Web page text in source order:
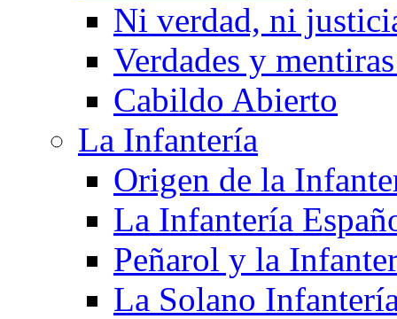
Ni verdad, ni
Verdades y
Cabildo Abierto
La Infantería
Origen de la
La Infantería
Peñarol y la
La Solano